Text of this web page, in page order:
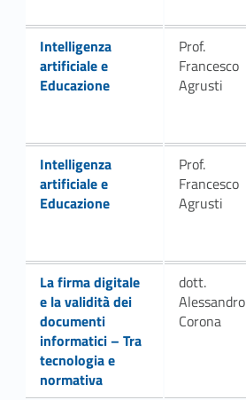
Link identifier #identifier__119033-21
Intelligenza
artificiale e
Educazione
Prof.
Francesco
Agrusti
Link identifier #identifier__135263-23
Intelligenza
artificiale e
Educazione
Prof.
Francesco
Agrusti
Link identifier #identifier__166525-25
La firma digitale
e la validità dei
documenti
informatici – Tra
tecnologia e
normativa
dott.
Alessandro
Corona